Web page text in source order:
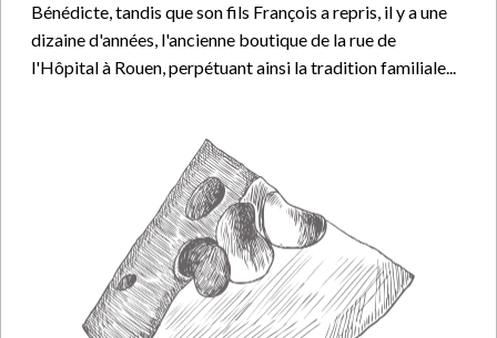
Bénédicte, tandis que son fils François a repris, il y a une
dizaine d'années, l'ancienne boutique de la rue de
l'Hôpital à Rouen, perpétuant ainsi la tradition familiale...